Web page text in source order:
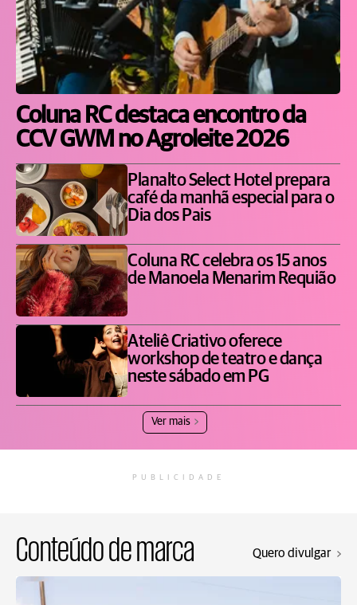
Coluna RC destaca encontro da
CCV GWM no Agroleite 2026
Planalto Select Hotel prepara
café da manhã especial para o
Dia dos Pais
Coluna RC celebra os 15 anos
de Manoela Menarim Requião
Ateliê Criativo oferece
workshop de teatro e dança
neste sábado em PG
Ver mais
PUBLICIDADE
Conteúdo de marca Quero divulgar